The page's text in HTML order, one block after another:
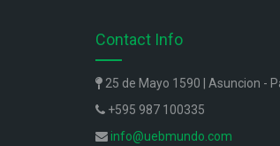
Contact Info
25 de Mayo 1590 | Asuncion -
+595 987 100335
info@uebmundo.com